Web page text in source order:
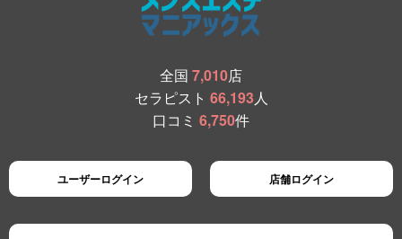
全国 7,010店
セラピスト 66,193人
口コミ 6,750件
ユーザーログイン 店舗ログイン